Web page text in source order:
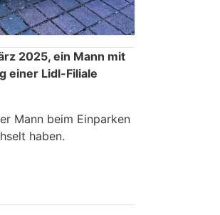
2025, ein Mann mit
einer Lidl-Filiale
Mann beim Einparken
haben.